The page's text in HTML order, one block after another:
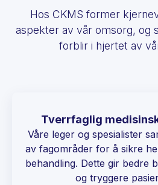
Hos CKMS former
aspekter av vår omsorg, og
forblir i hjertet av
Tverrfaglig
Våre leger og spesialister
av fagområder for å sikre
behandling. Dette gir bedre
og tryggere